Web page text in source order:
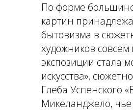
По форме
картин
бытовизма в
художников
экспозиции стала
искусства»,
Глеба Успенского
Микеланджело,